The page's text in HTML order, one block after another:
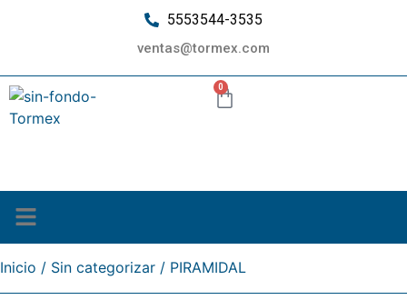
5553544-3535
ventas@tormex.com
0
Inicio / Sin categorizar / PIRAMIDAL